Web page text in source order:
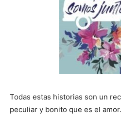
Todas estas historias son un
peculiar y bonito que es el